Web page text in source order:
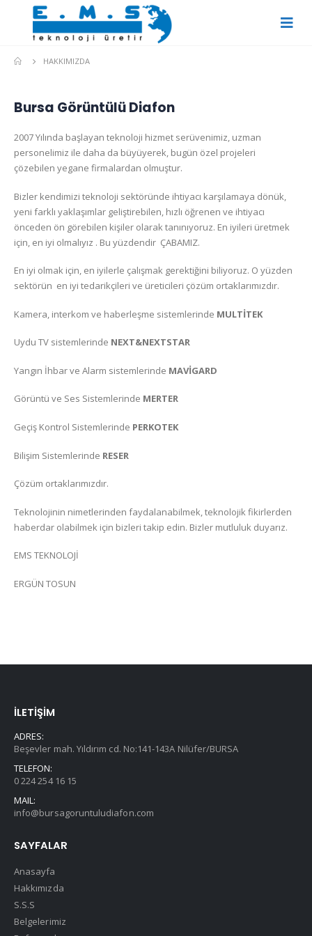
HAKKIMIZDA
Bursa Görüntülü Diafon
2007 Yılında başlayan teknoloji hizmet serüvenimiz, uzman
personelimiz ile daha da büyüyerek, bugün özel projeleri
çözebilen yegane firmalardan olmuştur.
Bizler kendimizi teknoloji sektöründe ihtiyacı karşılamaya dönük,
yeni farklı yaklaşımlar geliştirebilen, hızlı öğrenen ve ihtiyacı
önceden ön görebilen kişiler olarak tanınıyoruz. En iyileri üretmek
için, en iyi olmalıyız . Bu yüzdendir ÇABAMIZ.
En iyi olmak için, en iyilerle çalışmak gerektiğini biliyoruz. O yüzden
sektörün en iyi tedarikçileri ve üreticileri çözüm ortaklarımızdır.
Kamera, interkom ve haberleşme sistemlerinde MULTİTEK
Uydu TV sistemlerinde NEXT&NEXTSTAR
Yangın İhbar ve Alarm sistemlerinde MAVİGARD
Görüntü ve Ses Sistemlerinde MERTER
Geçiş Kontrol Sistemlerinde PERKOTEK
Bilişim Sistemlerinde RESER
Çözüm ortaklarımızdır.
Teknolojinin nimetlerinden faydalanabilmek, teknolojik fikirlerden
haberdar olabilmek için bizleri takip edin. Bizler mutluluk duyarız.
EMS TEKNOLOJİ
ERGÜN TOSUN
İLETİŞİM
ADRES:
Beşevler mah. Yıldırım cd. No:141-143A Nilüfer/BURSA
TELEFON:
0 224 254 16 15
MAIL:
info@bursagoruntuludiafon.com
SAYFALAR
Anasayfa
Hakkımızda
S.S.S
Belgelerimiz